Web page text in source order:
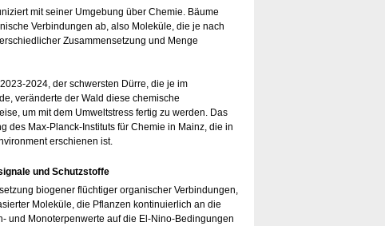
mit seiner Umgebung über Chemie. Bäume
Verbindungen ab, also Moleküle, die je nach
Zusammensetzung und Menge
2024, der schwersten Dürre, die je im
veränderte der Wald diese chemische
um mit dem Umweltstress fertig zu werden. Das
des Max-Planck-Instituts für Chemie in Mainz, die in
erschienen ist.
und Schutzstoffe
biogener flüchtiger organischer Verbindungen,
Moleküle, die Pflanzen kontinuierlich an die
und Monoterpenwerte auf die El-Nino-Bedingungen